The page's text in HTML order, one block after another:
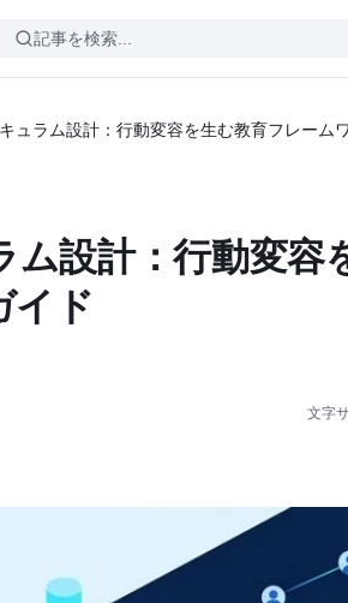
ュラム設計：行動変容を生む教育フレーム
設計：行動変容
イド
文字